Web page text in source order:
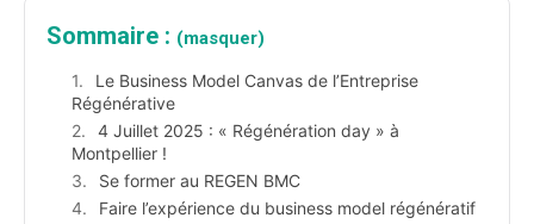
Sommaire : (masquer)
Le Business Model Canvas de l’Entreprise
Régénérative
4 Juillet 2025 : « Régénération day » à
Montpellier !
Se former au REGEN BMC
Faire l’expérience du business model régénératif